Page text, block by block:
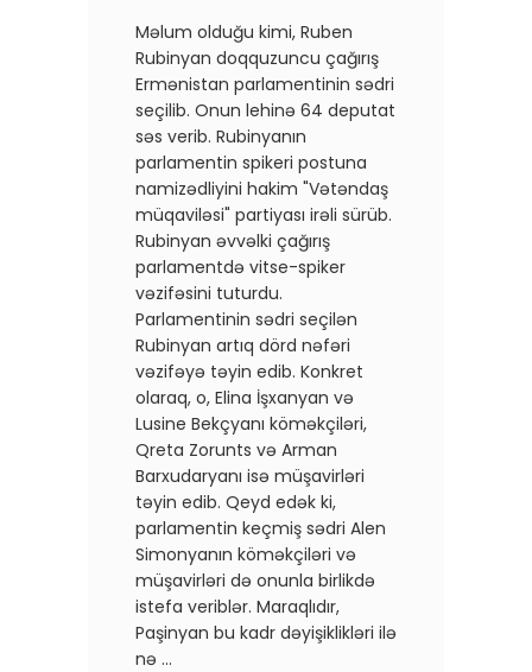
Məlum olduğu kimi, Ruben
Rubinyan doqquzuncu çağırış
Ermənistan parlamentinin sədri
seçilib. Onun lehinə 64 deputat
səs verib. Rubinyanın
parlamentin spikeri postuna
namizədliyini hakim "Vətəndaş
müqaviləsi" partiyası irəli sürüb.
Rubinyan əvvəlki çağırış
parlamentdə vitse-spiker
vəzifəsini tuturdu.
Parlamentinin sədri seçilən
Rubinyan artıq dörd nəfəri
vəzifəyə təyin edib. Konkret
olaraq, o, Elina İşxanyan və
Lusine Bekçyanı köməkçiləri,
Qreta Zorunts və Arman
Barxudaryanı isə müşavirləri
təyin edib. Qeyd edək ki,
parlamentin keçmiş sədri Alen
Simonyanın köməkçiləri və
müşavirləri də onunla birlikdə
istefa veriblər. Maraqlıdır,
Paşinyan bu kadr dəyişiklikləri ilə
nə